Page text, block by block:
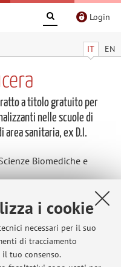
i cookie
necessari per il suo
di tracciamento
tuo consenso.
Login
IT EN
a titolo gratuito per
nelle scuole di
area sanitaria, ex D.I.
Biomediche e